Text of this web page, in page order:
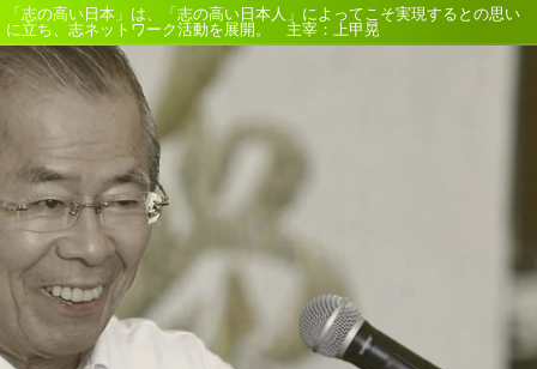
「志の高い日本」は、「志の高い日本人」によってこそ実現するとの思い
に立ち、志ネットワーク活動を展開。 主宰：上甲晃